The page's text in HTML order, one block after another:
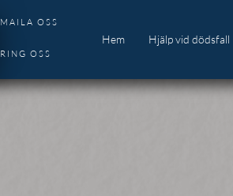
MAILA OSS
RING OSS
Hem Hjälp vid dödsfall